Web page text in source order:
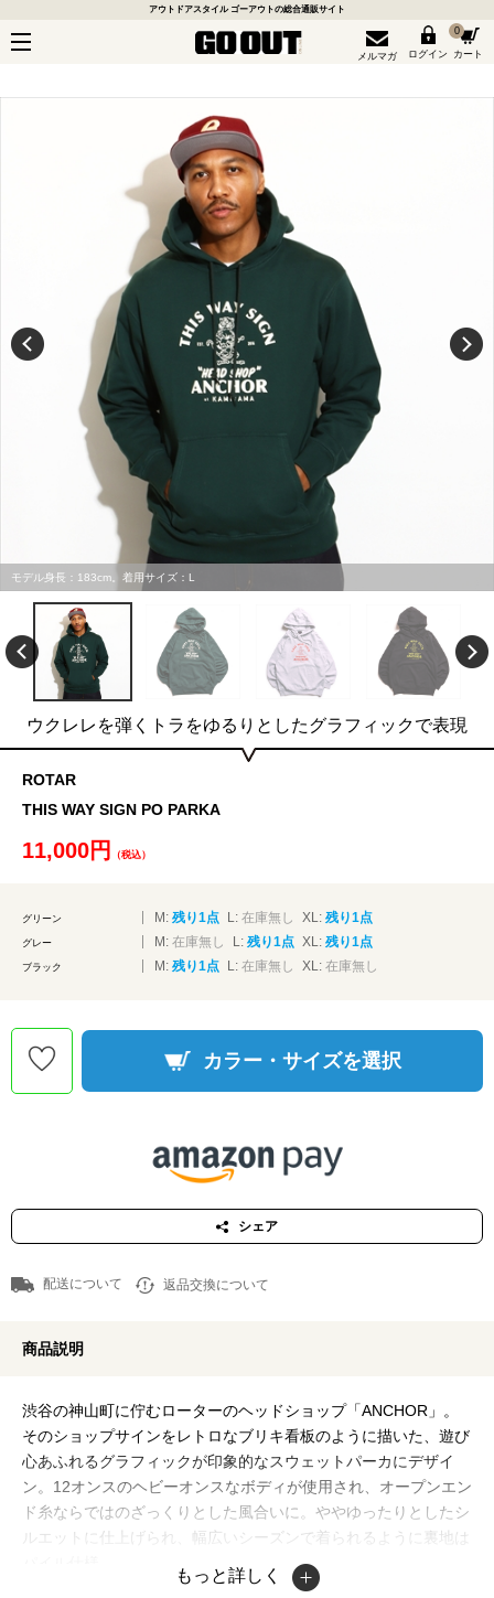
アウトドアスタイル ゴーアウトの総合通販サイト
メルマガ ログイン
0
カート
モデル身長：183cm。着用サイズ：L
ウクレレを弾くトラをゆるりとしたグラフィックで表現
ROTAR
THIS WAY SIGN PO PARKA
11,000円 （税込）
グリーン M: 残り1点 L: 在庫無し XL: 残り1点
グレー M: 在庫無し L: 残り1点 XL: 残り1点
ブラック M: 残り1点 L: 在庫無し XL: 在庫無し
カラー・サイズを選択
シェア
配送について 返品交換について
商品説明
渋谷の神山町に佇むローターのヘッドショップ「ANCHOR」。
そのショップサインをレトロなブリキ看板のように描いた、遊び
心あふれるグラフィックが印象的なスウェットパーカにデザイ
ン。12オンスのヘビーオンスなボディが使用され、オープンエン
ド糸ならではのざっくりとした風合いに。ややゆったりとしたシ
ルエットに仕上げられ、幅広いシーズンで着られるように裏地は
掲載商品は出来るだけ現物と同じになるよう撮影しております
もっと詳しく